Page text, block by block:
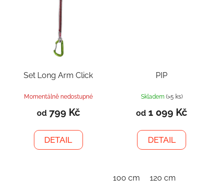
Set Long Arm Click
Momentálně nedostupné
od799 Kč
DETAIL
PIP
Skladem (>5 ks)
od 1 099 Kč
DETAIL
100 cm 120 cm